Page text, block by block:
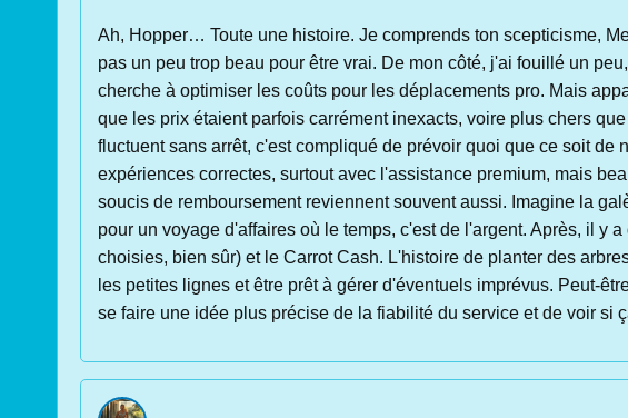
Ah, Hopper… Toute une histoire. Je comprends ton scepticisme,
pas un peu trop beau pour être vrai. De mon côté, j'ai fouillé un
cherche à optimiser les coûts pour les déplacements pro. Mais
que les prix étaient parfois carrément inexacts, voire plus chers
fluctuent sans arrêt, c'est compliqué de prévoir quoi que ce soit
expériences correctes, surtout avec l'assistance premium, mais
soucis de remboursement reviennent souvent aussi. Imagine la
pour un voyage d'affaires où le temps, c'est de l'argent. Après, il y
choisies, bien sûr) et le Carrot Cash. L'histoire de planter des
les petites lignes et être prêt à gérer d'éventuels imprévus. Peut-
se faire une idée plus précise de la fiabilité du service et de voir si